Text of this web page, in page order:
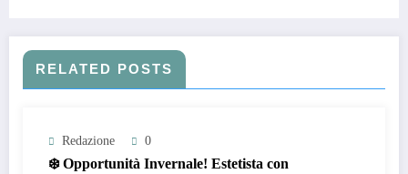
RELATED POSTS
Redazione 0
❄️ Opportunità Invernale! Estetista con